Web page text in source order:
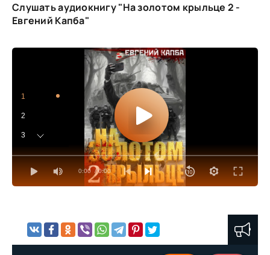
Слушать аудиокнигу "На золотом крыльце 2 -
Евгений Капба"
0:00 / 0:00
1
2
3
4